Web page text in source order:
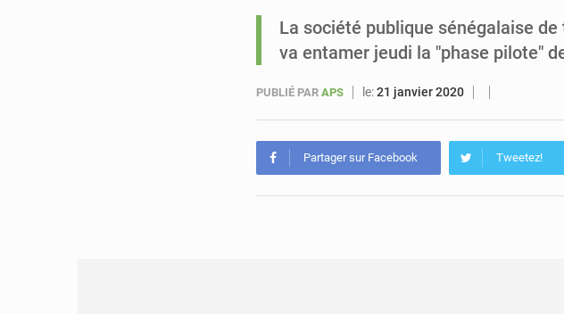
La société publique sénégalaise
va entamer jeudi la "phase pilote"
PUBLIÉ PAR APS le:21 janvier 2020
Partager sur Facebook Tweetez!